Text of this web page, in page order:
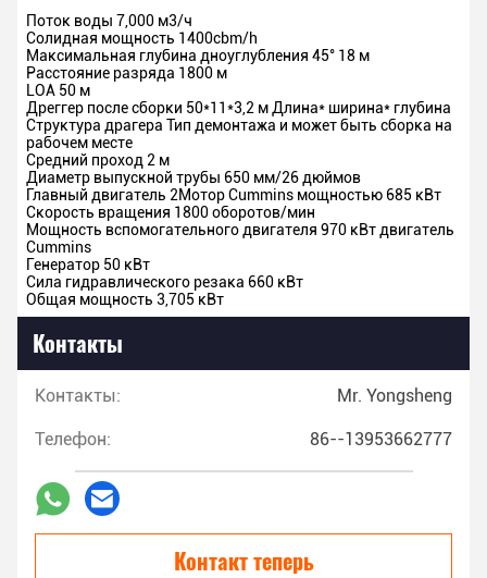
Поток воды 7,000 м3/ч
Солидная мощность 1400cbm/h
Максимальная глубина дноуглубления 45° 18 м
Расстояние разряда 1800 м
LOA 50 м
Дреггер после сборки 50*11*3,2 м Длина* ширина* глубина
Структура драгера Тип демонтажа и может быть сборка на
рабочем месте
Средний проход 2 м
Диаметр выпускной трубы 650 мм/26 дюймов
Главный двигатель 2Мотор Cummins мощностью 685 кВт
Скорость вращения 1800 оборотов/мин
Мощность вспомогательного двигателя 970 кВт двигатель
Cummins
Генератор 50 кВт
Сила гидравлического резака 660 кВт
Общая мощность 3,705 кВт
Контакты
Контакты: Mr. Yongsheng
Телефон: 86--13953662777
Контакт теперь